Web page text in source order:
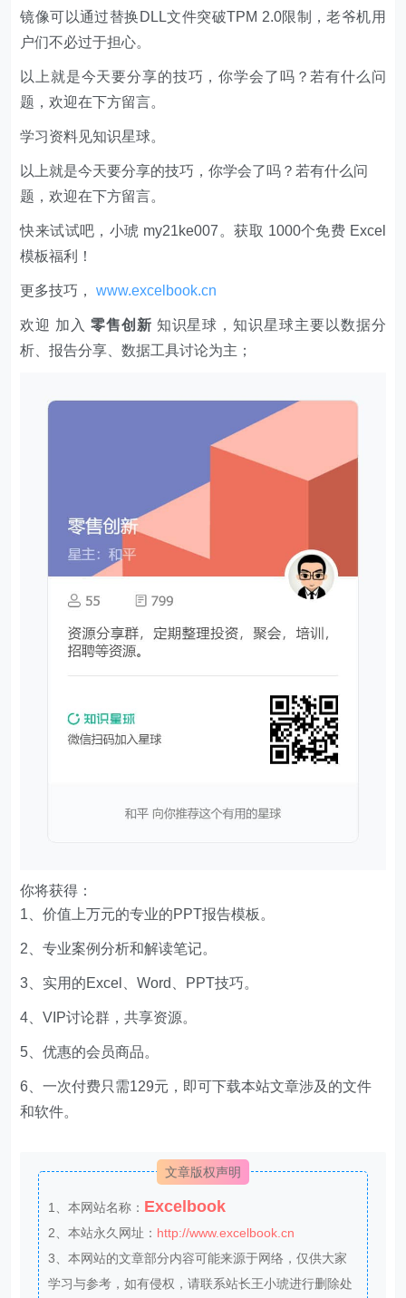
镜像可以通过替换DLL文件突破TPM 2.0限制，老爷机用
户们不必过于担心。
以上就是今天要分享的技巧，你学会了吗？若有什么问
题，欢迎在下方留言。
学习资料见知识星球。
以上就是今天要分享的技巧，你学会了吗？若有什么问
题，欢迎在下方留言。
快来试试吧，小琥 my21ke007。获取 1000个免费 Excel
模板福利​​​​！
更多技巧，www.excelbook.cn
欢迎 加入 零售创新 知识星球，知识星球主要以数据分
析、报告分享、数据工具讨论为主；
你将获得：
1、价值上万元的专业的PPT报告模板。
2、专业案例分析和解读笔记。
3、实用的Excel、Word、PPT技巧。
4、VIP讨论群，共享资源。
5、优惠的会员商品。
6、一次付费只需129元，即可下载本站文章涉及的文件
和软件。
文章版权声明
1、本网站名称： Excelbook
2、本站永久网址： http://www.excelbook.cn
3、本网站的文章部分内容可能来源于网络，仅供大家
学习与参考，如有侵权，请联系站长王小琥进行删除处